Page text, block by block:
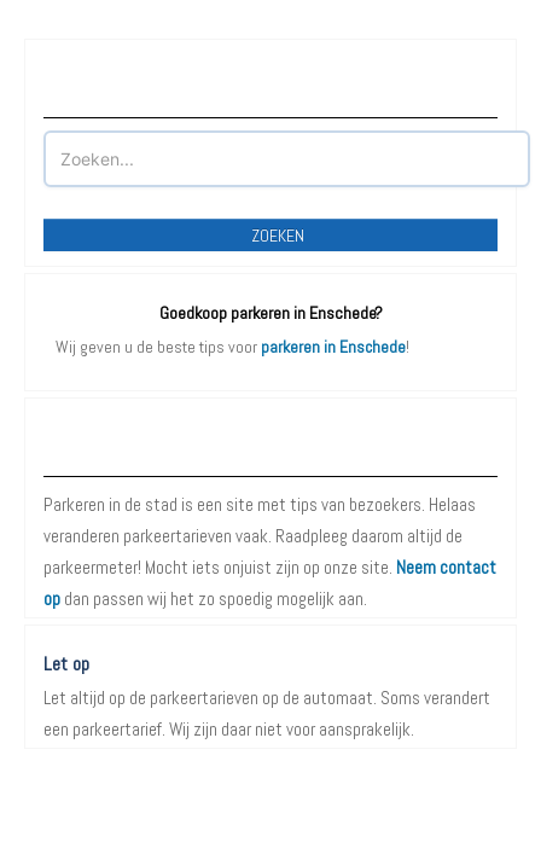
ZOEKEN
Goedkoop parkeren in Enschede?
Wij geven u de beste tips voor parkeren in Enschede!
Parkeren in de stad is een site met tips van bezoekers. Helaas
veranderen parkeertarieven vaak. Raadpleeg daarom altijd de
parkeermeter! Mocht iets onjuist zijn op onze site. Neem contact
op dan passen wij het zo spoedig mogelijk aan.
Let op
Let altijd op de parkeertarieven op de automaat. Soms verandert
een parkeertarief. Wij zijn daar niet voor aansprakelijk.